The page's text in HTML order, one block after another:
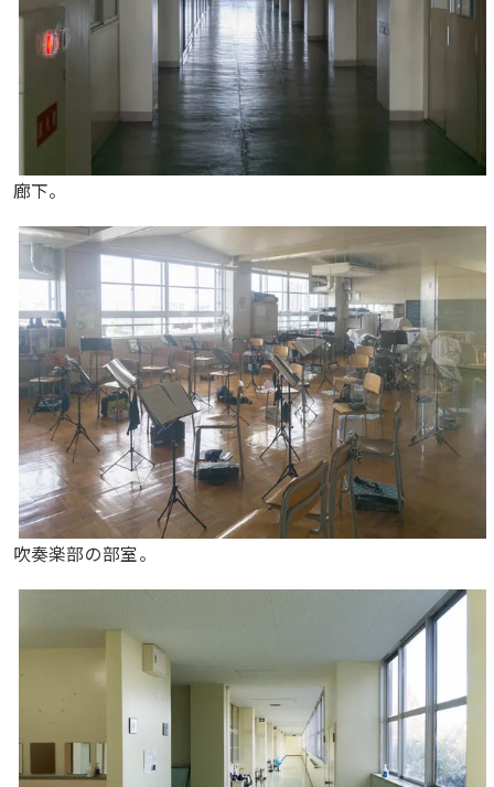
廊下。
吹奏楽部の部室。